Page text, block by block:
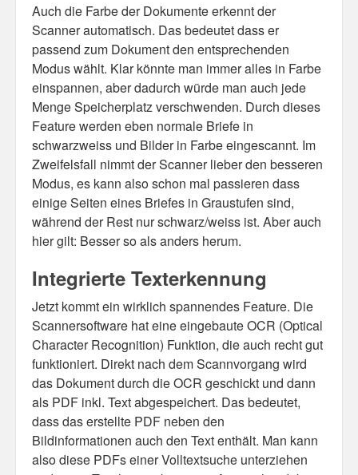
Auch die Farbe der Dokumente erkennt der
Scanner automatisch. Das bedeutet dass er
passend zum Dokument den entsprechenden
Modus wählt. Klar könnte man immer alles in Farbe
einspannen, aber dadurch würde man auch jede
Menge Speicherplatz verschwenden. Durch dieses
Feature werden eben normale Briefe in
schwarzweiss und Bilder in Farbe eingescannt. Im
Zweifelsfall nimmt der Scanner lieber den besseren
Modus, es kann also schon mal passieren dass
einige Seiten eines Briefes in Graustufen sind,
während der Rest nur schwarz/weiss ist. Aber auch
hier gilt: Besser so als anders herum.
Integrierte Texterkennung
Jetzt kommt ein wirklich spannendes Feature. Die
Scannersoftware hat eine eingebaute OCR (Optical
Character Recognition) Funktion, die auch recht gut
funktioniert. Direkt nach dem Scannvorgang wird
das Dokument durch die OCR geschickt und dann
als PDF inkl. Text abgespeichert. Das bedeutet,
dass das erstellte PDF neben den
Bildinformationen auch den Text enthält. Man kann
also diese PDFs einer Volltextsuche unterziehen